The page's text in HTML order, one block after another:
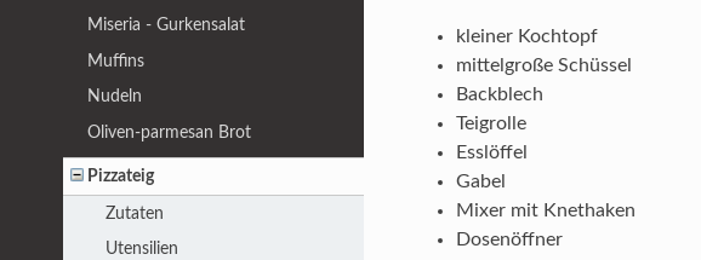
kleiner Kochtopf
mittelgroße Schüssel
Backblech
Teigrolle
Esslöffel
Gabel
Mixer mit Knethaken
Dosenöffner
Miseria - Gurkensalat
Muffins
Nudeln
Oliven-parmesan Brot
Pizzateig
Zutaten
Utensilien